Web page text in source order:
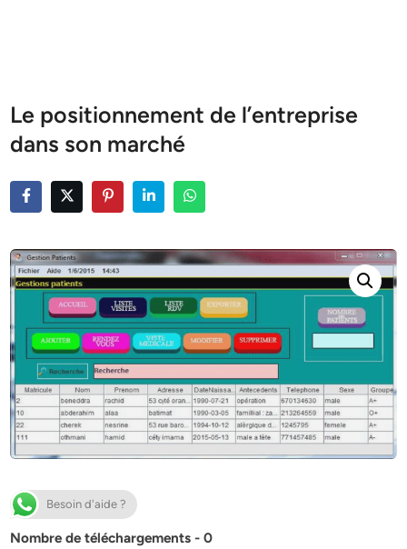
Le positionnement de l’entreprise
dans son marché
Besoin d'aide ?
Nombre de téléchargements - 0